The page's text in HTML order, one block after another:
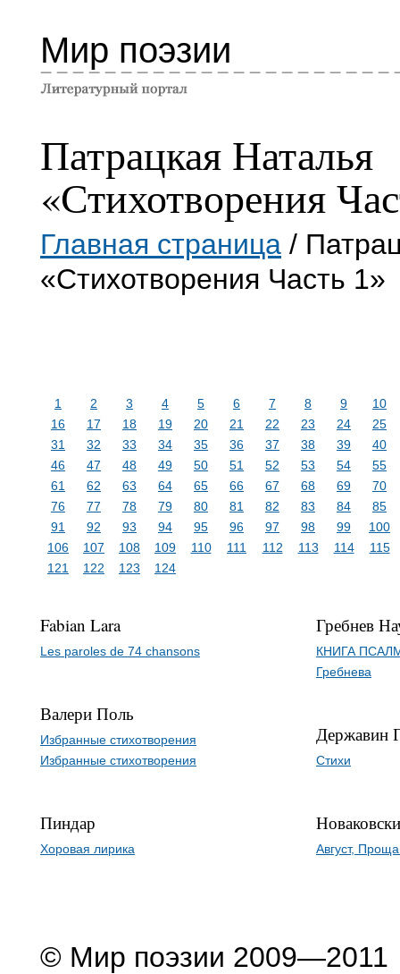
Мир поэзии
Патрацкая Наталья
«Стихотворения
Главная страница /
«Стихотворения Часть 1»
1 2 3 4 5 6 7 8 9
10
16
17 18 19 20 21 22 23 24
25
31
32 33 34 35 36 37 38 39
40
46
47 48 49 50 51 52 53 54
55
61
62 63 64 65 66 67 68 69
70
76
77 78 79 80 81 82 83 84
85
91
92 93 94 95 96 97 98 99
100
106
107 108 109 110 111 112 113 114
115
121
122 123 124
Fabian Lara
Les paroles de 74 chansons
Валери Поль
Избранные стихотворения
Избранные стихотворения
Пиндар
Хоровая лирика
Гребнев
КНИГА
Гребнева
Державин
Стихи
Август,
© Мир поэзии 2009—2011